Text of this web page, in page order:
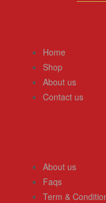
Home
Shop
About us
Contact us
About us
Faqs
Term &